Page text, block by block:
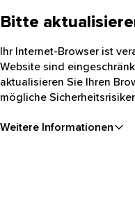
Bitte
Ihr Internet-Browser ist
Website sind
aktualisieren Sie Ihren
mögliche
Weitere Informationen